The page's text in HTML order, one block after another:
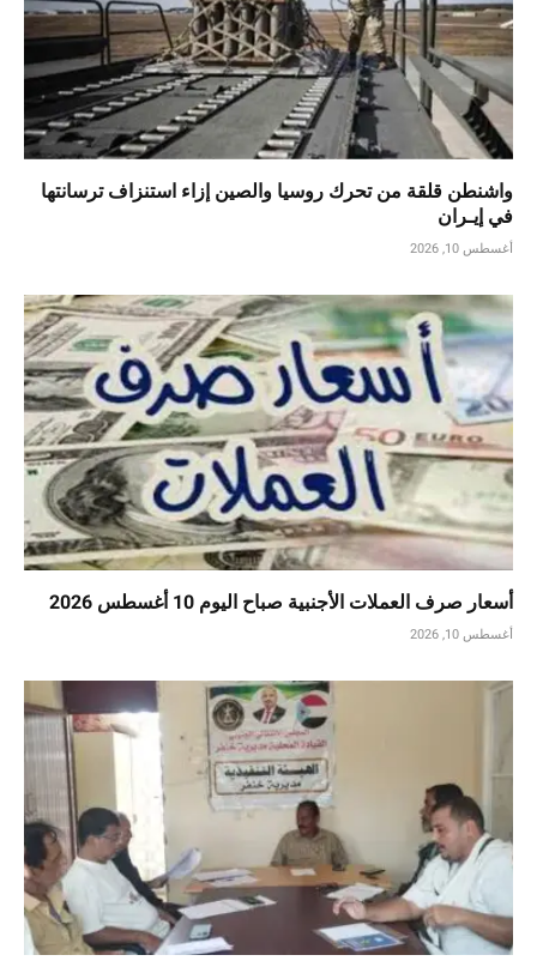
واشنطن قلقة من تحرك روسيا والصين إزاء استنزاف ترسانتها
في إيـران
أغسطس 10, 2026
أسعار صرف العملات الأجنبية صباح اليوم 10 أغسطس 2026
أغسطس 10, 2026